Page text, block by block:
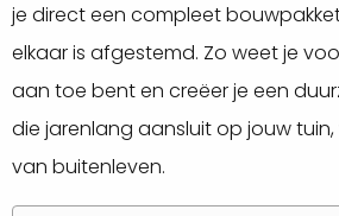
je direct een compleet
elkaar is afgestemd. Zo weet je
aan toe bent en creëer je een
die jarenlang aansluit op jouw
van buitenleven.